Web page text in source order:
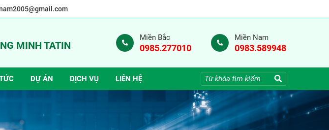
MINH TATIN
Miền Bắc
0985.277010
Miền Nam
0983.589948
DỰ ÁN DỊCH VỤ LIÊN HỆ